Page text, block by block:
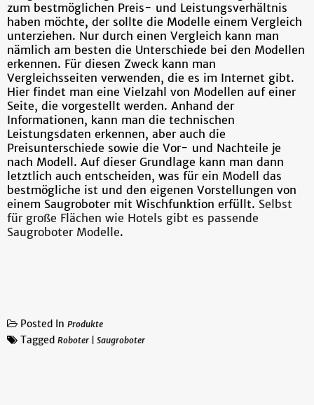
zum bestmöglichen Preis- und Leistungsverhältnis
haben möchte, der sollte die Modelle einem Vergleich
unterziehen. Nur durch einen Vergleich kann man
nämlich am besten die Unterschiede bei den Modellen
erkennen. Für diesen Zweck kann man
Vergleichsseiten verwenden, die es im Internet gibt.
Hier findet man eine Vielzahl von Modellen auf einer
Seite, die vorgestellt werden. Anhand der
Informationen, kann man die technischen
Leistungsdaten erkennen, aber auch die
Preisunterschiede sowie die Vor- und Nachteile je
nach Modell. Auf dieser Grundlage kann man dann
letztlich auch entscheiden, was für ein Modell das
bestmögliche ist und den eigenen Vorstellungen von
einem Saugroboter mit Wischfunktion erfüllt. Selbst
für große Flächen wie Hotels gibt es passende
Saugroboter Modelle.
Posted In Produkte
Tagged Roboter Saugroboter